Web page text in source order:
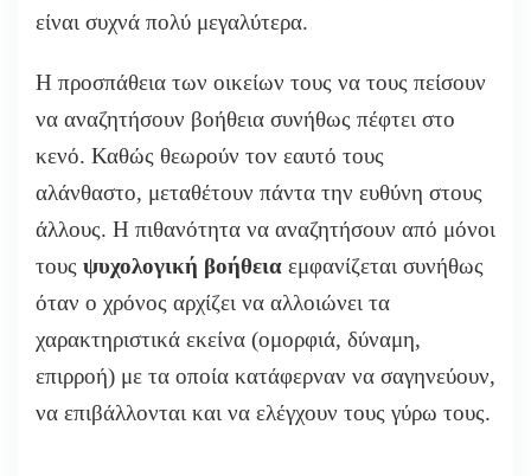
είναι συχνά πολύ μεγαλύτερα.
Η προσπάθεια των οικείων τους να τους πείσουν
να αναζητήσουν βοήθεια συνήθως πέφτει στο
κενό. Καθώς θεωρούν τον εαυτό τους
αλάνθαστο, μεταθέτουν πάντα την ευθύνη στους
άλλους. Η πιθανότητα να αναζητήσουν από μόνοι
τους ψυχολογική βοήθεια εμφανίζεται συνήθως
όταν ο χρόνος αρχίζει να αλλοιώνει τα
χαρακτηριστικά εκείνα (ομορφιά, δύναμη,
επιρροή) με τα οποία κατάφερναν να σαγηνεύουν,
να επιβάλλονται και να ελέγχουν τους γύρω τους.